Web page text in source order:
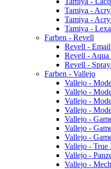
Tamiya -
Tamiya -
Tamiya -
Farben - Revell
Revell -
Revell -
Revell -
Farben - Vallejo
Vallejo -
Vallejo -
Vallejo -
Vallejo -
Vallejo -
Vallejo -
Vallejo -
Vallejo - True
Vallejo -
Vallejo -